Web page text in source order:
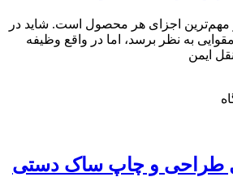
مهم‌ترین اجزای هر محصول است. شاید در
به نظر برسد، اما در واقع وظیفه
ایمن
طراحی و چاپ ساک دستی